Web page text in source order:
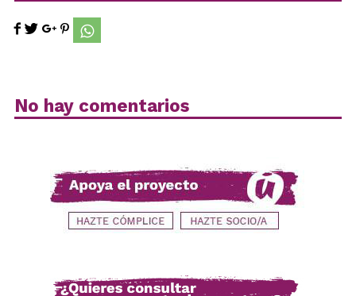
No hay comentarios